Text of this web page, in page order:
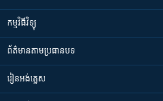
កម្មវិធី​វិទ្យុ
ព័ត៌មាន​តាមប្រធានបទ​
រៀន​​អង់គ្លេស